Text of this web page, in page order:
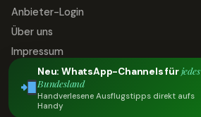
Anbieter-Login
Über uns
Impressum
Datenschutz
Kontakt
Neu: WhatsApp-Channels fürjedes
Bundesland
Handverlesene Ausflugstipps direkt aufs
Handy